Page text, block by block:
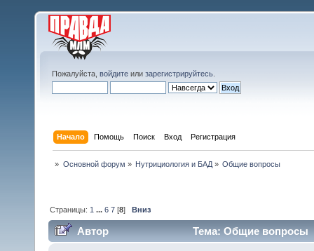
Пожалуйста, войдите или зарегистрируйтесь
Начало Помощь Поиск Вход Регистрация
» Основной форум » Нутрициология и БАД » Общие вопросы
Страницы: 1 ...6 7 [8]Вниз
Автор Тема: Общие вопросы